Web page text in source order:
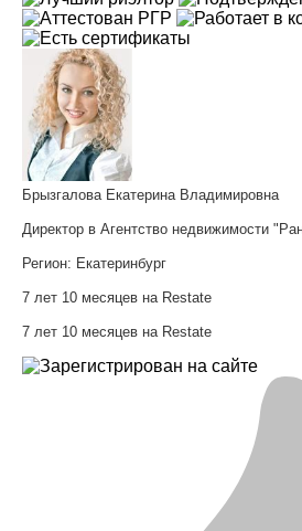
Брызгалова Екатерина Владимировна
Директор в Агентство недвижимости
Регион: Екатеринбург
7 лет 10 месяцев на Restate
7 лет 10 месяцев на Restate